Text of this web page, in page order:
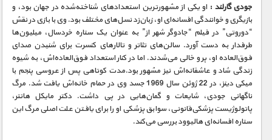
جودی گارلند : او یکی از مشهورترین استعدادهای شناخته‌شده در جهان بود، و
بازیگری و خوانندگی افسانه‌ای او، زبان‌زد نسل‌های مختلف بود. وی با بازی در نقش
“دوروتی” در فیلم “جادوگر شهر از” به عنوان یک ستاره خردسال، میلیون‌ها
طرفدار به دست آورد. سالن‌های تئاتر و تالارهای کنسرت برای شنیدن صدای
فوق‌العاده او، پر و خالی می‌شدند. اما در کنار استعداد فوق‌العاده‌اش، به شیوه
زندگی شاد و عاشقانه‌اش نیز مشهور بود.مدت کوتاهی پس از عروسی پنجم با
میکی دینز، در 22 ژوئن سال 1969 جسد وی در حمام خانه‌اش یافت شد. مرگ
ناگهانی جودی، شایعات و گمان‌هایی در پی داشت. دکتر مایکل هانتر،
پاتولوژیست پزشکی‌قانونی، سوابق پزشکی او را برای یافتن علت اصلی مرگ این
ستاره افسانه‌ای هالیوود بررسی می‌کند.